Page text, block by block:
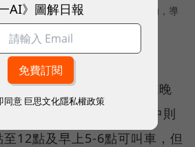
後需同性司機與乘客才能配對成功，導
滴恢復服務後曾短暫實施晚
6點，禁止叫車服務，6月中則
12點及早上5-6點可叫車，但
AI》圖解日報
同意 巨思文化隱私權政策